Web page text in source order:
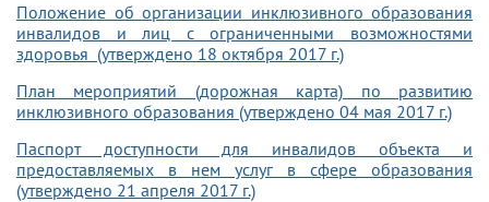
Положение об организации инклюзивного образования
инвалидов и лиц с ограниченными возможностями
здоровья (утверждено 18 октября 2017 г.)
План мероприятий (дорожная карта) по развитию
инклюзивного образования (утверждено 04 мая 2017 г.)
Паспорт доступности для инвалидов объекта и
предоставляемых в нем услуг в сфере образования
(утверждено 21 апреля 2017 г.)